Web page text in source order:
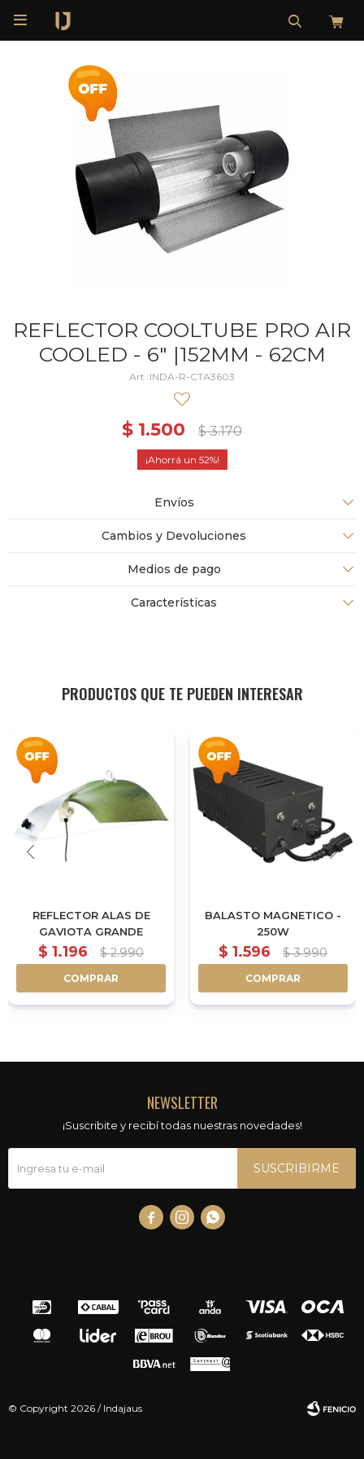

REFLECTOR COOLTUBE PRO AIR
COOLED - 6" |152MM - 62CM
INDA-R-CTA3603
$ 1.500 $ 3.170
52
Envíos
Cambios y Devoluciones
Medios de pago
Características
PRODUCTOS QUE TE PUEDEN INTERESAR
REFLECTOR ALAS DE
GAVIOTA GRANDE
$ 1.196 $ 2.990
COMPRAR
BALASTO MAGNETICO -
250W
$ 1.596 $ 3.990
COMPRAR
NEWSLETTER
¡Suscribite y recibí todas nuestras novedades!
SUSCRIBIRME
  
© Copyright 2026 / Indajaus